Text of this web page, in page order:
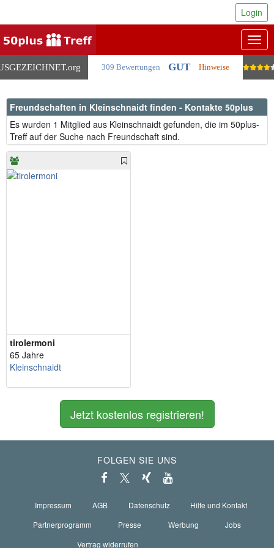
.org 309 Bewertungen GUT Hinweise
Login
Freundschaften in Kleinschnaidt finden - Kontakte 50plus
Es wurden 1 Mitglied aus Kleinschnaidt gefunden, die im 50plus-
Treff auf der Suche nach Freundschaft sind.
tirolermoni
65 Jahre
Kleinschnaidt
Jetzt kostenlos registrieren!
FOLGEN SIE UNS
Impressum AGB Datenschutz
Hilfe und Kontakt
Partnerprogramm
Presse Werbung
Jobs
Vertrag widerrufen